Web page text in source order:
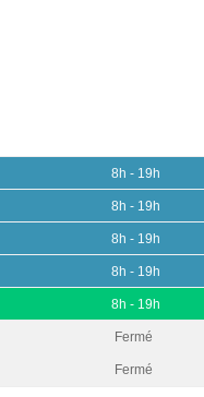
8h - 19h
8h - 19h
8h - 19h
8h - 19h
8h - 19h
Fermé
Fermé